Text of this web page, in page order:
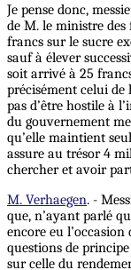
Je pense donc,
de M. le ministre
francs sur le sucre
sauf à élever
soit arrivé à 25
précisément celui de
pas d’être hostile à
du gouvernement
qu’elle maintient
assure au trésor 4
chercher et avoir
M. Verhaegen. -
que, n’ayant parlé
encore eu
questions de
sur celle du